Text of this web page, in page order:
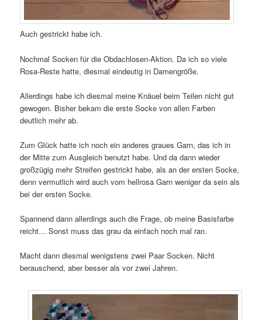
Auch gestrickt habe ich.
Nochmal Socken für die Obdachlosen-Aktion. Da ich so viele
Rosa-Reste hatte, diesmal eindeutig in Damengröße.
Allerdings habe ich diesmal meine Knäuel beim Teilen nicht gut
gewogen. Bisher bekam die erste Socke von allen Farben
deutlich mehr ab.
Zum Glück hatte ich noch ein anderes graues Garn, das ich in
der Mitte zum Ausgleich benutzt habe. Und da dann wieder
großzügig mehr Streifen gestrickt habe, als an der ersten Socke,
denn vermutlich wird auch vom hellrosa Garn weniger da sein als
bei der ersten Socke.
Spannend dann allerdings auch die Frage, ob meine Basisfarbe
reicht… Sonst muss das grau da einfach noch mal ran.
Macht dann diesmal wenigstens zwei Paar Socken. Nicht
berauschend, aber besser als vor zwei Jahren.